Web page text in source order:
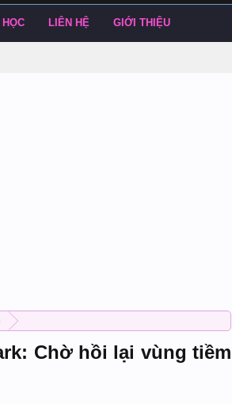
Chờ hồi lại vùng tiềm
LIÊN HỆ GIỚI THIỆU